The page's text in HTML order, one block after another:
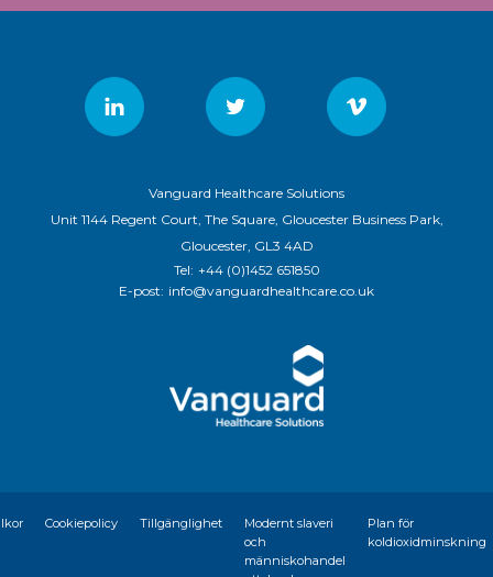
Vanguard Healthcare Solutions
Unit 1144 Regent Court, The Square, Gloucester Business Park,
Gloucester, GL3 4AD
Tel: +44 (0)1452 651850
E-post: info@vanguardhealthcare.co.uk
Cookiepolicy Tillgänglighet
Modernt slaveri
och
människohandel
Plan för
koldioxidminskning